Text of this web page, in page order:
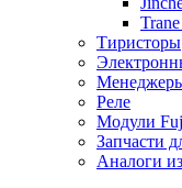
Тиристоры
Реле
Модули
Запчасти
Аналоги